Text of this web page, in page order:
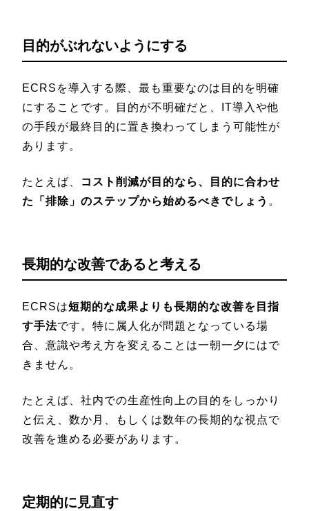
目的がぶれないようにする
ECRSを導入する際、最も重要なのは目的を明確
にすることです。目的が不明確だと、IT導入や他
の手段が最終目的に置き換わってしまう可能性が
あります。
たとえば、
コスト削減が目的なら、目的に合わせ
た「排除」のステップから始めるべきでしょう 。
長期的な改善であると考える
ECRSは短期的な成果よりも長期的な改善を目指
す手法です。特に属人化が問題となっている場
合、意識や考え方を変えることは一朝一夕にはで
きません。
たとえば、社内での生産性向上の目的をしっかり
と伝え、数か月、もしくは数年の長期的な視点で
改善を進める必要があります。
定期的に見直す